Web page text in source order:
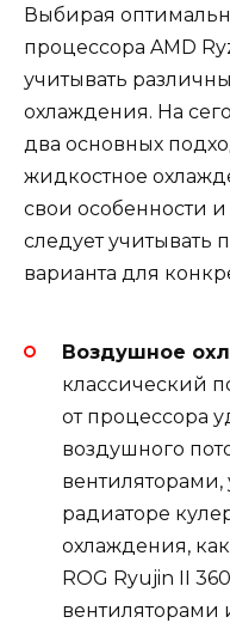
Выбирая
процессора AMD
учитывать
охлаждения. На
два основных
жидкостное
свои особенности
следует учитывать
варианта для
Воздушное
классический
от процессора
воздушного
радиаторе
охлаждения,
ROG Ryujin II
вентиляторами